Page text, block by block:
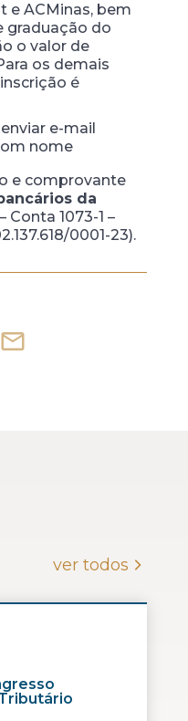
e ACMinas, bem
graduação do
o valor de
os demais
é
e-mail
nome
e comprovante
da
Conta 1073-1 –
0001-23).
ver todos